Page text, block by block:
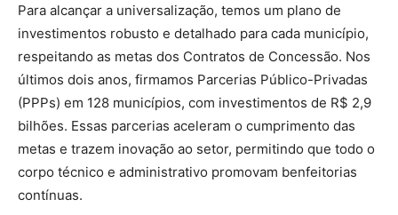
Para alcançar a universalização, temos um plano de
investimentos robusto e detalhado para cada município,
respeitando as metas dos Contratos de Concessão. Nos
últimos dois anos, firmamos Parcerias Público-Privadas
(PPPs) em 128 municípios, com investimentos de R$ 2,9
bilhões. Essas parcerias aceleram o cumprimento das
metas e trazem inovação ao setor, permitindo que todo o
corpo técnico e administrativo promovam benfeitorias
contínuas.